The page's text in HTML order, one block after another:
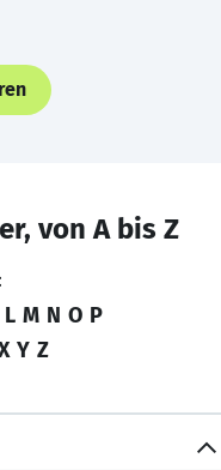
von A bis Z
L M N O P
Y Z